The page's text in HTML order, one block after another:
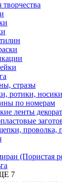
стразы
ротики, носики
по номерам
ленты
проволка,
(Пористая
7